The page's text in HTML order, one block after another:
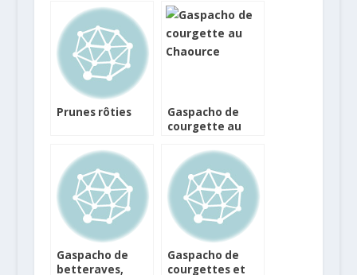
Parmesan
Prunes rôties
Gaspacho de
courgette au
Gaspacho de
betteraves,
Gaspacho de
courgettes et